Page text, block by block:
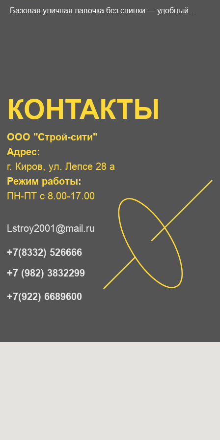
Базовая уличная лавочка без спинки — удобный